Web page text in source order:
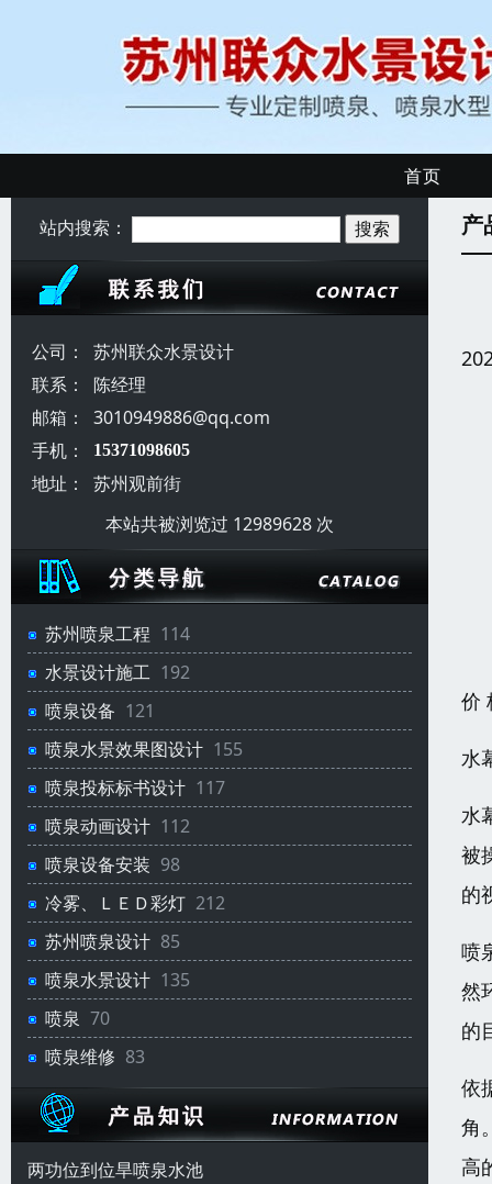
首页
站内搜索：
公司：
苏州联众水景设计
联系：
陈经理
邮箱：
3010949886@qq.com
手机：
15371098605
地址：
苏州观前街
本站共被浏览过 12989628 次
苏州喷泉工程 114
水景设计施工 192
喷泉设备 121
喷泉水景效果图设计 155
喷泉投标标书设计 117
喷泉动画设计 112
喷泉设备安装 98
冷雾、ＬＥＤ彩灯 212
苏州喷泉设计 85
喷泉水景设计 135
喷泉 70
喷泉维修 83
两功位到位旱喷泉水池
产
价
水
水
被
的
喷
然
的
依
角
高